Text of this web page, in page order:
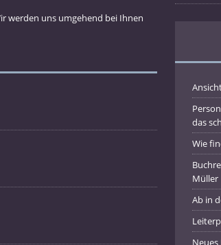
werden uns umgehend bei Ihnen
das
Wie
Müller
Ab in